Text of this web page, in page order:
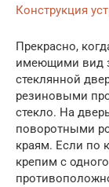
Конструкция
Прекрасно,
имеющими вид
стеклянной
резиновыми
стекло. На
поворотными
краям. Если по
крепим с